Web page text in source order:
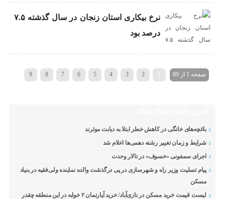
نرخ بیکاری استان زنجان در سال گذشته ۷.۵
درصد بود
صفحه 1 از 89 2
3
4
5
6
7
8
9
باغچه‌های خانگی در کاهش خطر ابتلا به دیابت موثرند
شرایط و زمان تغییر رشته دهمی‌ها اعلام شد
اجرای سمفونی «خسوف» در تالار وحدت
پیام تسلیت وزیر راه و شهرسازی در پی درگذشت والده نماینده ولی‌فقیه در بنیاد
مسکن
لیست قیمت خرید مسکن در نازی‌آباد/ خرید آپارتمان ۲ خوابه در این منطقه چقدر